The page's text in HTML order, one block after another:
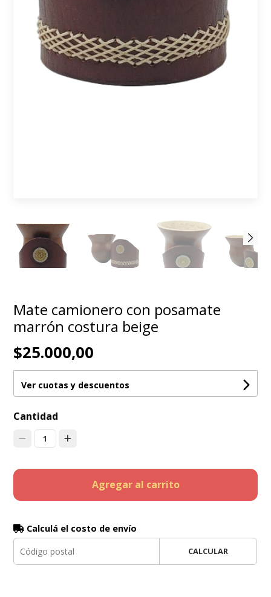
Mate camionero con posamate
marrón costura beige
$25.000,00
Ver cuotas y descuentos
Cantidad
1
Agregar al carrito
Calculá el costo de envío
CALCULAR